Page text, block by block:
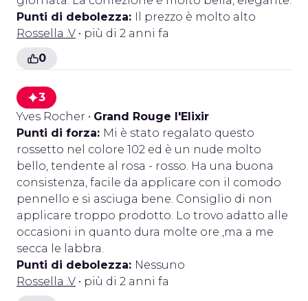
Punti di debolezza: Il prezzo è molto alto
Rossella .V • più di 2 anni fa
0
3
Yves Rocher • Grand Rouge l'Elixir
Punti di forza: Mi è stato regalato questo
rossetto nel colore 102 ed è un nude molto
bello, tendente al rosa - rosso. Ha una buona
consistenza, facile da applicare con il comodo
pennello e si asciuga bene. Consiglio di non
applicare troppo prodotto. Lo trovo adatto alle
occasioni in quanto dura molte ore ,ma a me
secca le labbra.
Punti di debolezza: Nessuno
Rossella .V • più di 2 anni fa